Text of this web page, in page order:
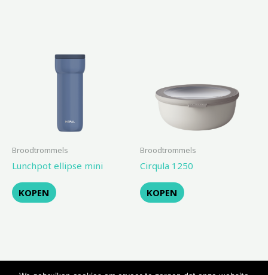
Broodtrommels
Lunchpot ellipse mini
KOPEN
Broodtrommels
Cirqula 1250
KOPEN